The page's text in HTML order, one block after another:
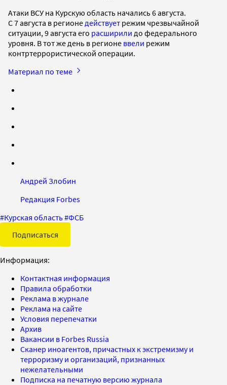
Атаки ВСУ на Курскую область начались 6 августа.
С 7 августа в регионе действует режим чрезвычайной
ситуации, 9 августа его расширили до федерального
уровня. В тот же день в регионе ввели режим
контртеррористической операции.
Материал по теме
Андрей Злобин
Редакция Forbes
#Курская область#ФСБ
Подписаться
Информация:
Контактная информация
Правила обработки
Реклама в журнале
Реклама на сайте
Условия перепечатки
Архив
Вакансии в Forbes Russia
Сканер иноагентов, причастных к экстремизму и
терроризму и организаций, признанных
нежелательными
Подписка на печатную версию журнала